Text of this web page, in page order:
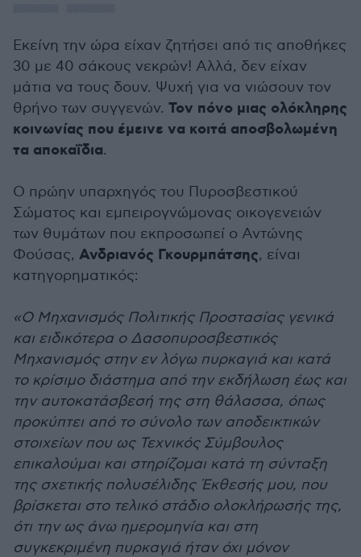
Εκείνη την ώρα είχαν ζητήσει από τις αποθήκες
30 με 40 σάκους νεκρών! Αλλά, δεν είχαν
μάτια να τους δουν. Ψυχή για να νιώσουν τον
θρήνο των συγγενών. Τον πόνο μιας ολόκληρης
κοινωνίας που έμεινε να κοιτά αποσβολωμένη
τα αποκαΐδια.
Ο πρώην υπαρχηγός του Πυροσβεστικού
Σώματος και εμπειρογνώμονας οικογενειών
των θυμάτων που εκπροσωπεί ο Αντώνης
Φούσας, Ανδριανός Γκουρμπάτσης, είναι
κατηγορηματικός:
«Ο Μηχανισμός Πολιτικής Προστασίας γενικά
και ειδικότερα ο Δασοπυροσβεστικός
Μηχανισμός στην εν λόγω πυρκαγιά και κατά
το κρίσιμο διάστημα από την εκδήλωση έως και
την αυτοκατάσβεσή της στη θάλασσα, όπως
προκύπτει από το σύνολο των αποδεικτικών
στοιχείων που ως Τεχνικός Σύμβουλος
επικαλούμαι και στηρίζομαι κατά τη σύνταξη
της σχετικής πολυσέλιδης Έκθεσής μου, που
βρίσκεται στο τελικό στάδιο ολοκλήρωσής της,
ότι την ως άνω ημερομηνία και στη
συγκεκριμένη πυρκαγιά ήταν όχι μόνον